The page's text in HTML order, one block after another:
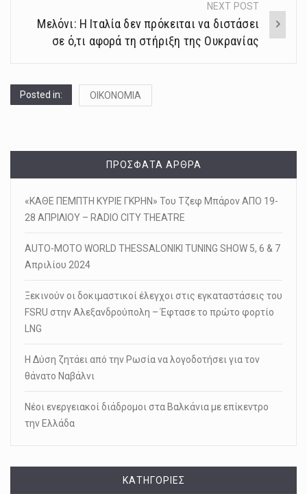
NEXT POST
Μελόνι: H Ιταλία δεν πρόκειται να διστάσει
σε ό,τι αφορά τη στήριξη της Ουκρανίας
Posted in: ΟΙΚΟΝΟΜΙΑ
ΠΡΌΣΦΑΤΑ ΆΡΘΡΑ
«ΚΑΘΕ ΠΕΜΠΤΗ ΚΥΡΙΕ ΓΚΡΗΝ» Του Τζεφ Μπάρον ΑΠΟ 19-
28 ΑΠΡΙΛΙΟΥ – RADIO CITY THEATRE
AUTO-MOTO WORLD THESSALONIKI TUNING SHOW 5, 6 & 7
Απριλίου 2024
Ξεκινούν οι δοκιμαστικοί έλεγχοι στις εγκαταστάσεις του
FSRU στην Αλεξανδρούπολη – Έφτασε το πρώτο φορτίο
LNG
Η Δύση ζητάει από την Ρωσία να λογοδοτήσει για τον
θάνατο Ναβάλνι
Νέοι ενεργειακοί διάδρομοι στα Βαλκάνια με επίκεντρο
την Ελλάδα
KΑΤΗΓΟΡΊΕΣ